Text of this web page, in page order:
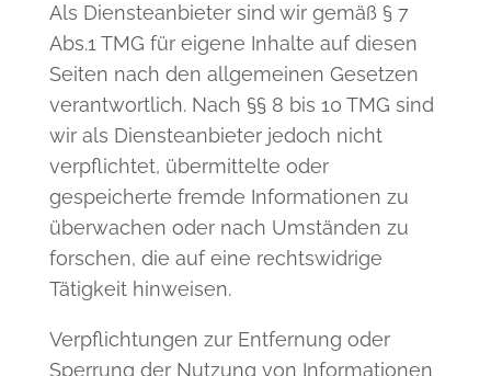
Als Diensteanbieter sind wir gemäß § 7
Abs.1 TMG für eigene Inhalte auf diesen
Seiten nach den allgemeinen Gesetzen
verantwortlich. Nach §§ 8 bis 10 TMG sind
wir als Diensteanbieter jedoch nicht
verpflichtet, übermittelte oder
gespeicherte fremde Informationen zu
überwachen oder nach Umständen zu
forschen, die auf eine rechtswidrige
Tätigkeit hinweisen.
Verpflichtungen zur Entfernung oder
Sperrung der Nutzung von Informationen